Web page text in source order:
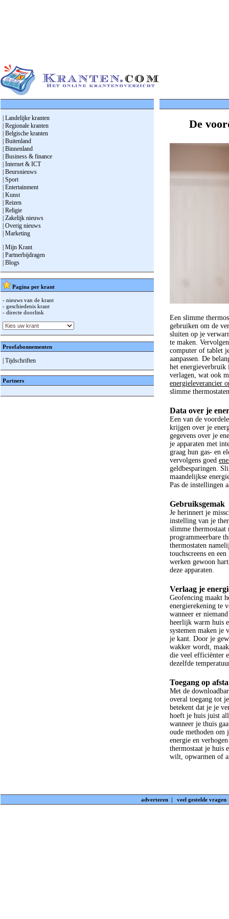
| Landelijke kranten
| Regionale kranten
| Belgische kranten
| Buitenland
| Binnenland
| Business & finance
| Internet & ICT
| Beursnieuws
| Sport
| Entertainment
| Kunst
| Reizen
| Religie
| Zakelijk nieuws
| Overig nieuws
| Marketing
| Mijn Krant
| Partnerbijdragen
| Blogs
Pagina per krant
- nieuws van de krant
- geschiedenis krant
- directe doorlink
Proefabonnementen
| Tijdschriften
Partners
De
Een slimme
gebruiken om de
sluiten op je
te maken.
computer of tablet
aanpassen. De
het energieverbruik
verlagen, wat ook
energieleverancier
slimme
Data over je
Een van de
krijgen over je
gegevens over je
je apparaten met
graag hun gas- en
vervolgens goed
geldbesparingen.
maandelijkse
Pas de instellingen
Gebruiksgemak
Je herinnert je
instelling van je
slimme
programmeerbare
thermostaten
touchscreens en
werken gewoon
deze apparaten.
Verlaag je
Geofencing maakt
energierekening te
wanneer er
heerlijk warm huis
systemen maken je
je kant. Door je
wakker wordt,
die veel efficiënter
dezelfde
Toegang op
Met de
overal toegang tot
betekent dat je je
hoeft je huis juist
wanneer je thuis
oude methoden om
energie en
thermostaat je huis
wilt, opwarmen of
adverteren | veel gestelde vragen